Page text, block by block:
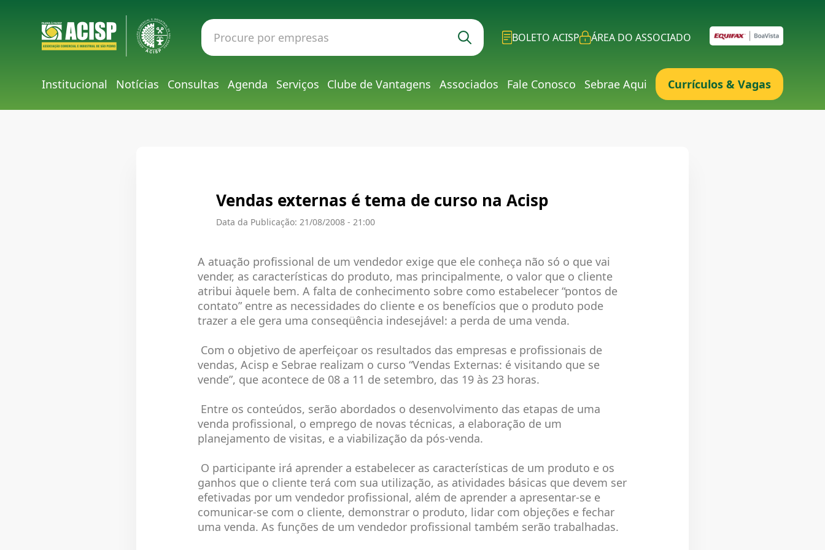
BOLETO ACISP ÁREA DO ASSOCIADO
Institucional Notícias Consultas Agenda Serviços Clube de Vantagens Associados Fale Conosco Sebrae Aqui Currículos & Vagas
Vendas externas é tema de curso na Acisp
Data da Publicação: 21/08/2008 - 21:00
A atuação profissional de um vendedor exige que ele conheça não só o que vai
vender, as características do produto, mas principalmente, o valor que o cliente
atribui àquele bem. A falta de conhecimento sobre como estabelecer “pontos de
contato” entre as necessidades do cliente e os benefícios que o produto pode
trazer a ele gera uma conseqüência indesejável: a perda de uma venda.
Com o objetivo de aperfeiçoar os resultados das empresas e profissionais de
vendas, Acisp e Sebrae realizam o curso “Vendas Externas: é visitando que se
vende”, que acontece de 08 a 11 de setembro, das 19 às 23 horas.
Entre os conteúdos, serão abordados o desenvolvimento das etapas de uma
venda profissional, o emprego de novas técnicas, a elaboração de um
planejamento de visitas, e a viabilização da pós-venda.
O participante irá aprender a estabelecer as características de um produto e os
ganhos que o cliente terá com sua utilização, as atividades básicas que devem ser
efetivadas por um vendedor profissional, além de aprender a apresentar-se e
comunicar-se com o cliente, demonstrar o produto, lidar com objeções e fechar
uma venda. As funções de um vendedor profissional também serão trabalhadas.